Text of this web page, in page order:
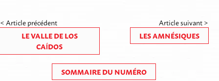
< Article précédent
LE VALLE DE LOS
CAÍDOS
Article suivant >
LES AMNÉSIQUES
SOMMAIRE DU NUMÉRO